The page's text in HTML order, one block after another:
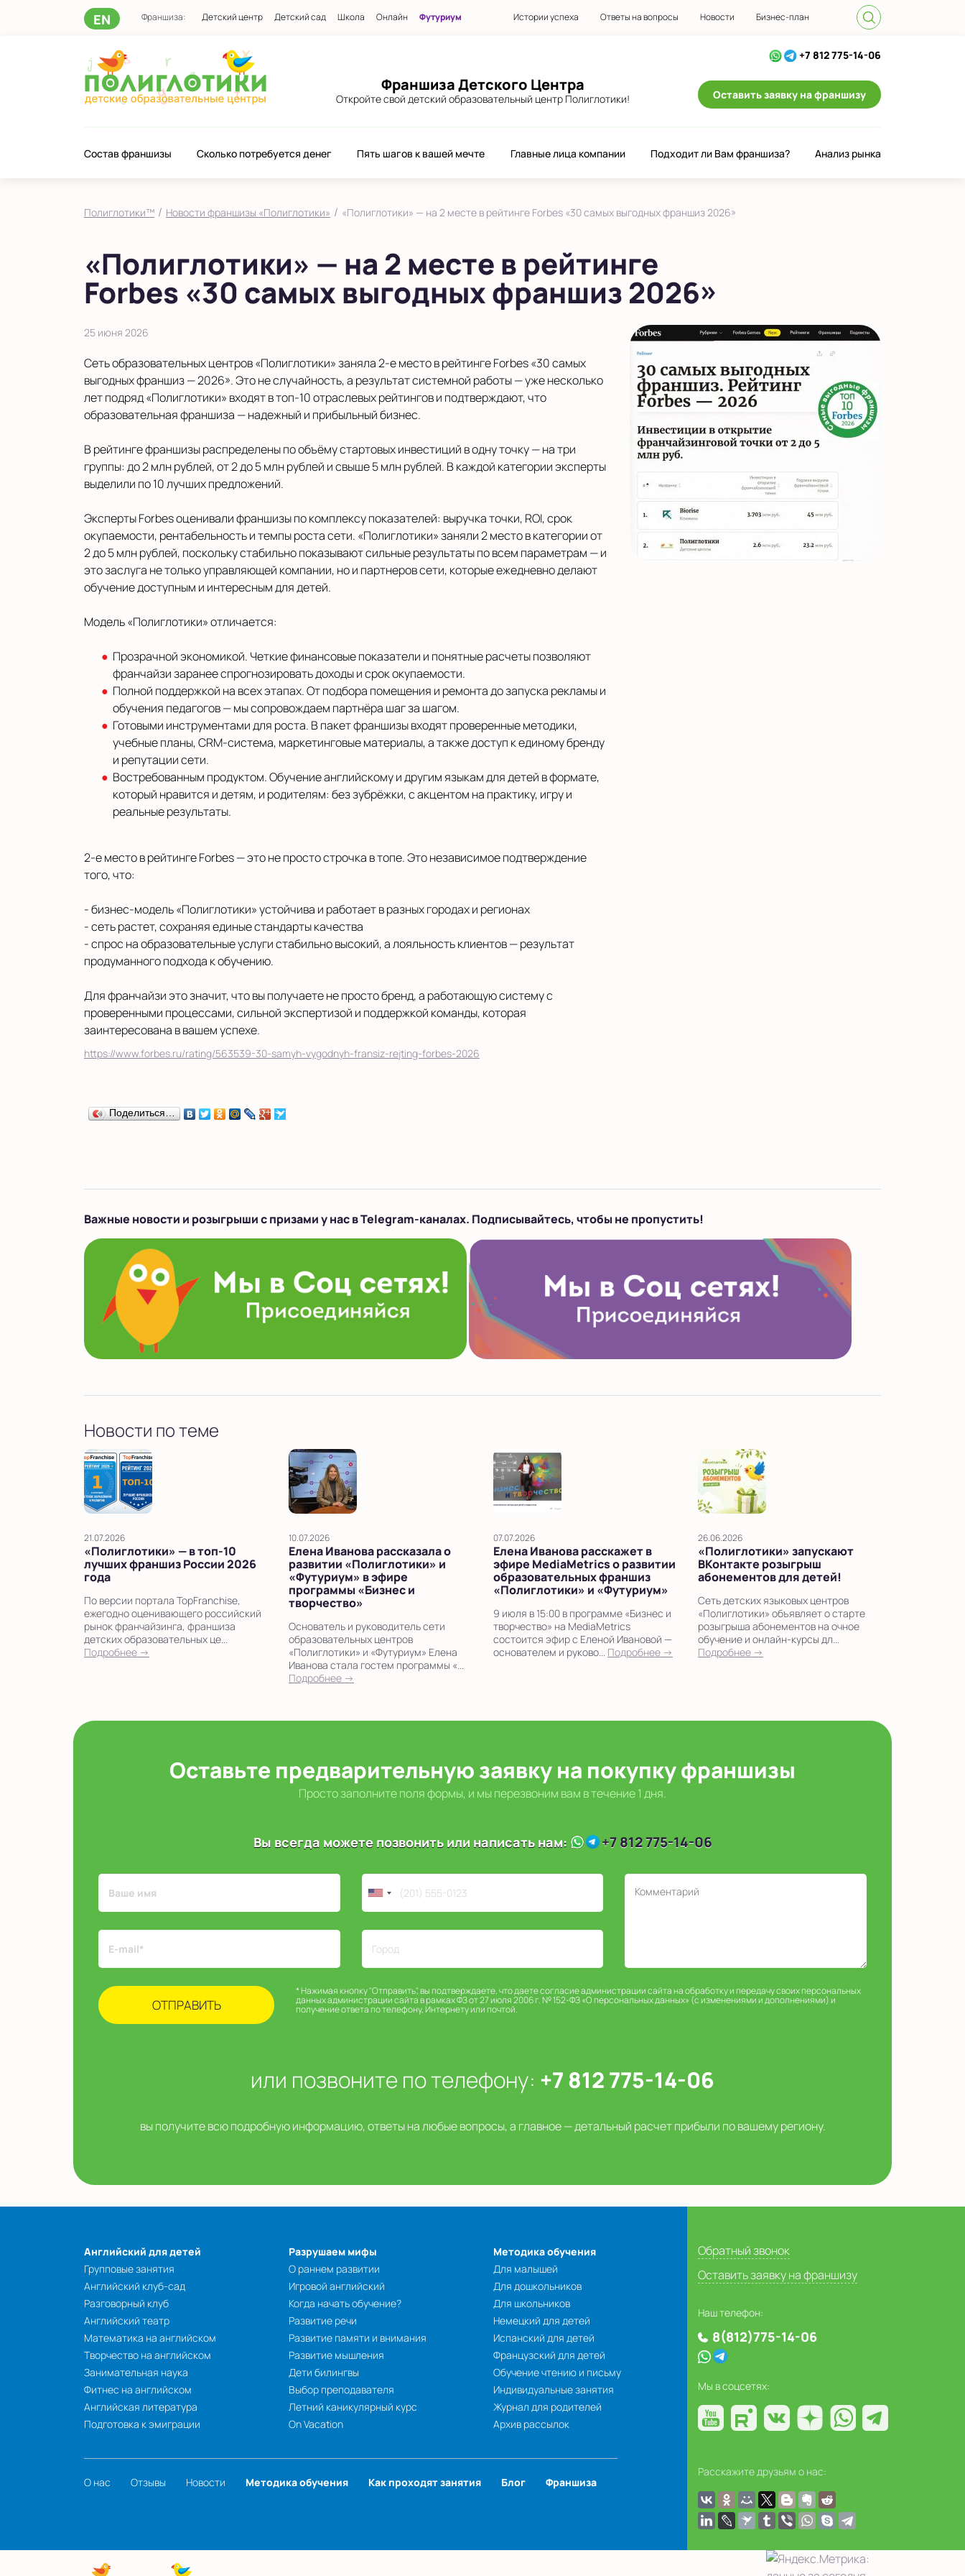
EN Франшиза: Детский центр Детский сад Школа Онлайн Футуриум Истории успеха Ответы на вопросы Новости Бизнес-план
Франшиза Детского Центра
Откройте свой детский образовательный центр Полиглотики!
+7 812 775-14-06
Оставить заявку на франшизу
Состав франшизы Сколько потребуется денег Пять шагов к вашей мечте Главные лица компании Подходит ли Вам франшиза? Анализ рынка
Полиглотики™ / Новости франшизы «Полиглотики» / «Полиглотики» — на 2 месте в рейтинге Forbes «30 самых выгодных франшиз 2026»
«Полиглотики» — на 2 месте в рейтинге
Forbes «30 самых выгодных франшиз 2026»
25 июня 2026
Сеть образовательных центров «Полиглотики» заняла 2‑е место в рейтинге Forbes «30 самых
выгодных франшиз — 2026». Это не случайность, а результат системной работы — уже несколько
лет подряд «Полиглотики» входят в топ‑10 отраслевых рейтингов и подтверждают, что
образовательная франшиза — надежный и прибыльный бизнес.
В рейтинге франшизы распределены по объёму стартовых инвестиций в одну точку — на три
группы: до 2 млн рублей, от 2 до 5 млн рублей и свыше 5 млн рублей. В каждой категории эксперты
выделили по 10 лучших предложений.
Эксперты Forbes оценивали франшизы по комплексу показателей: выручка точки, ROI, срок
окупаемости, рентабельность и темпы роста сети. «Полиглотики» заняли 2 место в категории от
2 до 5 млн рублей, поскольку стабильно показывают сильные результаты по всем параметрам — и
это заслуга не только управляющей компании, но и партнеров сети, которые ежедневно делают
обучение доступным и интересным для детей.
Модель «Полиглотики» отличается:
Прозрачной экономикой. Четкие финансовые показатели и понятные расчеты позволяют
франчайзи заранее спрогнозировать доходы и срок окупаемости.
Полной поддержкой на всех этапах. От подбора помещения и ремонта до запуска рекламы и
обучения педагогов — мы сопровождаем партнёра шаг за шагом.
Готовыми инструментами для роста. В пакет франшизы входят проверенные методики,
учебные планы, CRM‑система, маркетинговые материалы, а также доступ к единому бренду
и репутации сети.
Востребованным продуктом. Обучение английскому и другим языкам для детей в формате,
который нравится и детям, и родителям: без зубрёжки, с акцентом на практику, игру и
реальные результаты.
2‑е место в рейтинге Forbes — это не просто строчка в топе. Это независимое подтверждение
того, что:
- бизнес‑модель «Полиглотики» устойчива и работает в разных городах и регионах
- сеть растет, сохраняя единые стандарты качества
- спрос на образовательные услуги стабильно высокий, а лояльность клиентов — результат
продуманного подхода к обучению.
Для франчайзи это значит, что вы получаете не просто бренд, а работающую систему с
проверенными процессами, сильной экспертизой и поддержкой команды, которая
заинтересована в вашем успехе.
https://www.forbes.ru/rating/563539-30-samyh-vygodnyh-fransiz-rejting-forbes-2026
Поделиться…
Важные новости и розыгрыши с призами у нас в Telegram-каналах. Подписывайтесь, чтобы не пропустить!
Новости по теме
21.07.2026
«Полиглотики» — в топ‑10
лучших франшиз России 2026
года
По версии портала TopFranchise,
ежегодно оценивающего российский
рынок франчайзинга, франшиза
детских образовательных це...
Подробнее →
10.07.2026
Елена Иванова рассказала о
развитии «Полиглотики» и
«Футуриум» в эфире
программы «Бизнес и
творчество»
Основатель и руководитель сети
образовательных центров
«Полиглотики» и «Футуриум» Елена
Иванова стала гостем программы «...
Подробнее →
07.07.2026
Елена Иванова расскажет в
эфире MediaMetrics о развитии
образовательных франшиз
«Полиглотики» и «Футуриум»
9 июля в 15:00 в программе «Бизнес и
творчество» на MediaMetrics
состоится эфир с Еленой Ивановой —
основателем и руково... Подробнее →
26.06.2026
«Полиглотики» запускают
ВКонтакте розыгрыш
абонементов для детей!
Сеть детских языковых центров
«Полиглотики» объявляет о старте
розыгрыша абонементов на очное
обучение и онлайн-курсы дл...
Подробнее →
Оставьте предварительную заявку на покупку франшизы
Просто заполните поля формы, и мы перезвоним вам в течение 1 дня.
Вы всегда можете позвонить или написать нам: +7 812 775-14-06
* Нажимая кнопку "Отправить", вы подтверждаете, что даете согласие администрации сайта на обработку и передачу своих персональных
данных администрации сайта в рамках ФЗ от 27 июля 2006 г. № 152-ФЗ «О персональных данных» (с изменениями и дополнениями) и
получение ответа по телефону, Интернету или почтой.
или позвоните по телефону: +7 812 775-14-06
вы получите всю подробную информацию, ответы на любые вопросы, а главное — детальный расчет прибыли по вашему региону.
Английский для детей
Групповые занятия
Английский клуб-сад
Разговорный клуб
Английский театр
Математика на английском
Творчество на английском
Занимательная наука
Фитнес на английском
Английская литература
Подготовка к эмиграции
Разрушаем мифы
О раннем развитии
Игровой английский
Когда начать обучение?
Развитие речи
Развитие памяти и внимания
Развитие мышления
Дети билингвы
Выбор преподавателя
Летний каникулярный курс
On Vacation
Методика обучения
Для малышей
Для дошкольников
Для школьников
Немецкий для детей
Испанский для детей
Французский для детей
Обучение чтению и письму
Индивидуальные занятия
Журнал для родителей
Архив рассылок
О нас Отзывы Новости Методика обучения Как проходят занятия Блог Франшиза
Обратный звонок
Оставить заявку на франшизу
Наш телефон:
8(812)775-14-06
Мы в соцсетях:
Расскажите друзьям о нас: